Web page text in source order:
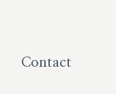
Contact